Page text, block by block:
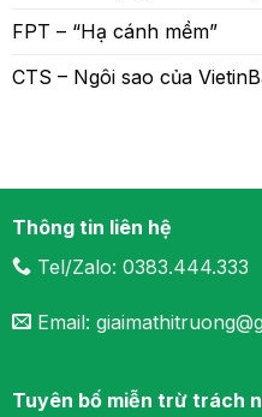
FPT – “Hạ cánh mềm”
CTS – Ngôi sao của
Thông tin liên hệ
Tel/Zalo: 0383.444.333
Email:
Tuyên bố miễn trừ trách